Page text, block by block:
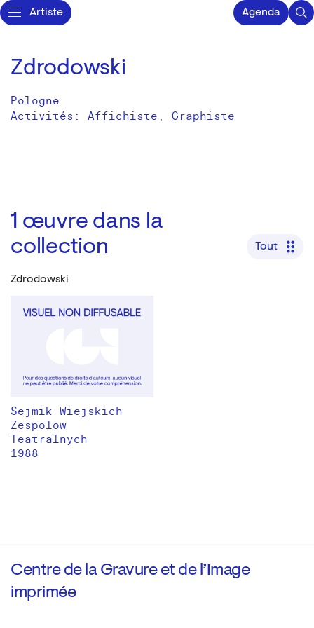
Artiste Agenda
Zdrodowski
Pologne
Activités: Affichiste Graphiste
1 œuvre dans la
collection
Tout
Zdrodowski
Sejmik Wiejskich
Zespolow
Teatralnych
1988
Centre de la Gravure et de l’Image
imprimée